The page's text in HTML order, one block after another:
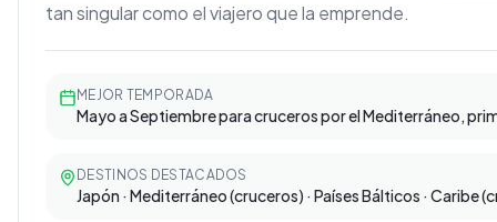
tan singular como el viajero que la emprende.
MEJOR TEMPORADA
Mayo a Septiembre para cruceros por el Mediterráneo,
DESTINOS DESTACADOS
Japón · Mediterráneo (cruceros) · Países Bálticos · Caribe